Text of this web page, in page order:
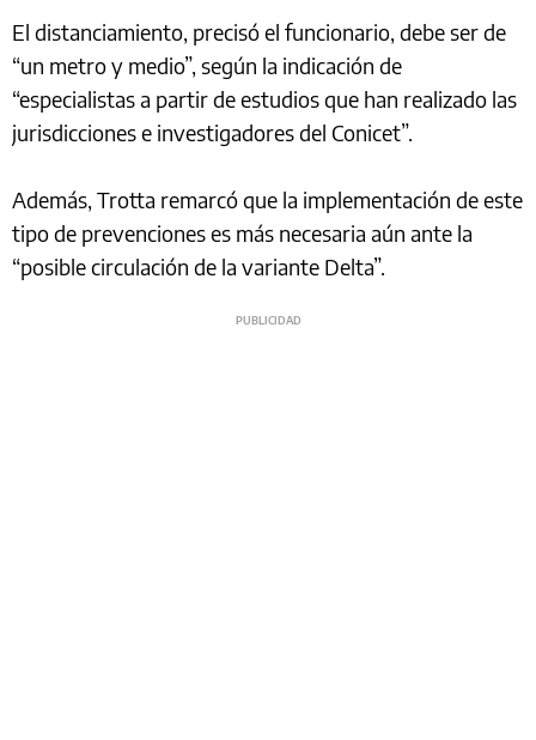
El distanciamiento, precisó el funcionario, debe ser de
“un metro y medio”, según la indicación de
“especialistas a partir de estudios que han realizado las
jurisdicciones e investigadores del Conicet”.
Además, Trotta remarcó que la implementación de este
tipo de prevenciones es más necesaria aún ante la
“posible circulación de la variante Delta”.